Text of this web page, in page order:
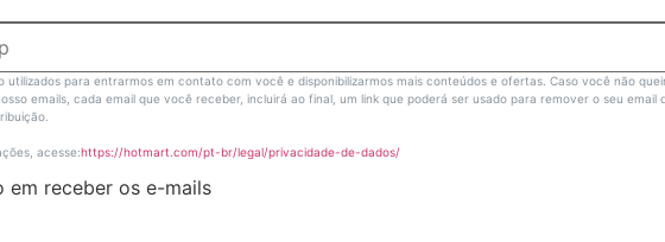
utilizados para entrarmos em contato com você e disponibilizarmos mais conteúdos e ofertas. Caso você não
emails, cada email que você receber, incluirá ao final, um link que poderá ser usado para remover o seu email
acesse:https://hotmart.com/pt-br/legal/privacidade-de-dados/
em receber os e-mails